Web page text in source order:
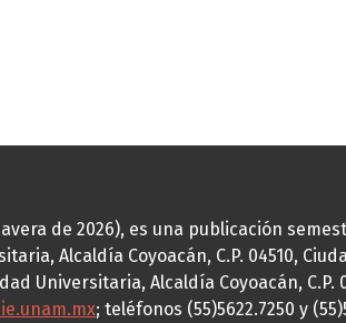
de 2026), es una publicación
Alcaldía Coyoacán, C.P. 04510,
Universitaria, Alcaldía Coyoacán, C.P.
; teléfonos (55)5622.7250 y